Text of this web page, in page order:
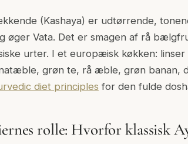
(Kashaya) er udtørrende,
øger Vata. Det er smagen af rå
urter. I et europæisk køkken:
grøn te, rå æble, grøn banan,
diet principles for den fulde
rolle: Hvorfor klassisk